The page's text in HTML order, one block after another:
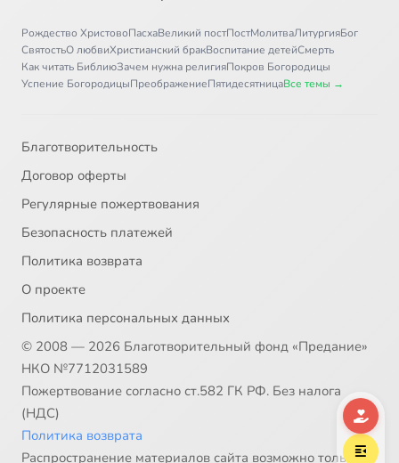
Рождество ХристовоПасхаВеликий постПостМолитваЛитургияБог
СвятостьО любвиХристианский бракВоспитание детейСмерть
Как читать БиблиюЗачем нужна религияПокров Богородицы
Успение БогородицыПреображениеПятидесятницаВсе темы →
Благотворительность
Договор оферты
Регулярные пожертвования
Безопасность платежей
Политика возврата
О проекте
Политика персональных данных
© 2008 — 2026 Благотворительный фонд «Предание»
НКО №7712031589
Пожертвование согласно ст.582 ГК РФ. Без налога
(НДС)
Политика возврата
Распространение материалов сайта возможно только в